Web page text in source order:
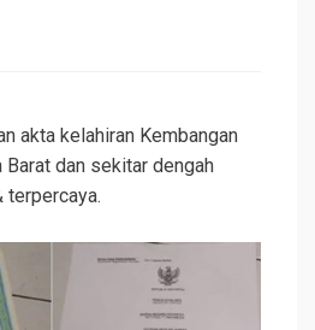
akta kelahiran Kembangan
Barat dan sekitar dengah
terpercaya.